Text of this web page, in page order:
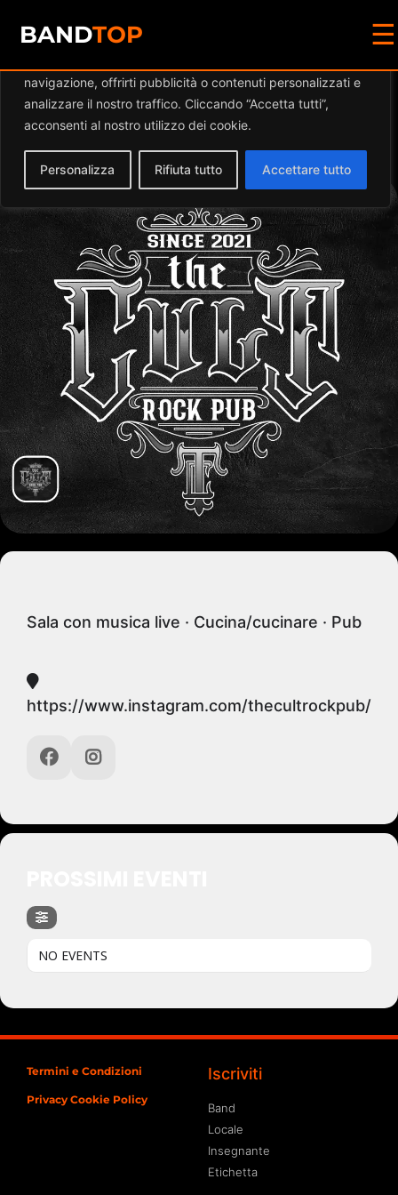
Diamo valore alla tua privacy
navigazione, offrirti pubblicità o contenuti personalizzati e
analizzare il nostro traffico. Cliccando “Accetta tutti”,
acconsenti al nostro utilizzo dei cookie.
Personalizza Rifiuta tutto Accettare tutto
BANDTOP ☰
Events by this
organizer
Sala con musica live · Cucina/cucinare · Pub
https://www.instagram.com/thecultrockpub/
NO EVENTS
Termini e Condizioni
Privacy Cookie Policy
Iscriviti
Band
Locale
Insegnante
Etichetta